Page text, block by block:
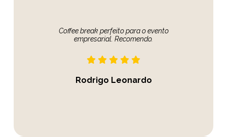
Coffee break perfeito para o evento
empresarial. Recomendo.
Rodrigo Leonardo